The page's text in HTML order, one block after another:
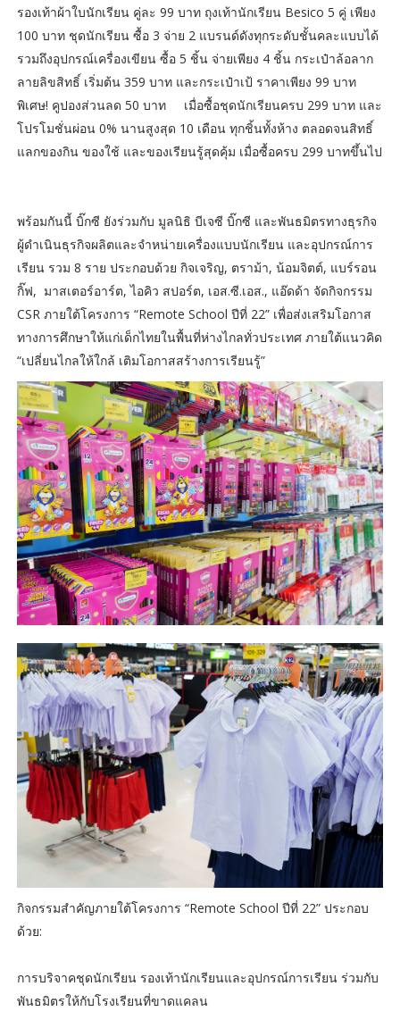
รองเท้าผ้าใบนักเรียน คู่ละ 99 บาท ถุงเท้านักเรียน Besico 5 คู่ เพียง
100 บาท ชุดนักเรียน ซื้อ 3 จ่าย 2 แบรนด์ดังทุกระดับชั้นคละแบบได้
รวมถึงอุปกรณ์เครื่องเขียน ซื้อ 5 ชิ้น จ่ายเพียง 4 ชิ้น กระเป๋าล้อลาก
ลายลิขสิทธิ์ เริ่มต้น 359 บาท และกระเป๋าเป้ ราคาเพียง 99 บาท
พิเศษ! คูปองส่วนลด 50 บาท เมื่อซื้อชุดนักเรียนครบ 299 บาท และ
โปรโมชั่นผ่อน 0% นานสูงสุด 10 เดือน ทุกชิ้นทั้งห้าง ตลอดจนสิทธิ์
แลกของกิน ของใช้ และของเรียนรู้สุดคุ้ม เมื่อซื้อครบ 299 บาทขึ้นไป
พร้อมกันนี้ บิ๊กซี ยังร่วมกับ มูลนิธิ บีเจซี บิ๊กซี และพันธมิตรทางธุรกิจ
ผู้ดำเนินธุรกิจผลิตและจำหน่ายเครื่องแบบนักเรียน และอุปกรณ์การ
เรียน รวม 8 ราย ประกอบด้วย กิจเจริญ, ตราม้า, น้อมจิตต์, แบร์รอน
กิ๊ฟ, มาสเตอร์อาร์ต, ไอคิว สปอร์ต, เอส.ซี.เอส., แอ๊ดด้า จัดกิจกรรม
CSR ภายใต้โครงการ “Remote School ปีที่ 22” เพื่อส่งเสริมโอกาส
ทางการศึกษาให้แก่เด็กไทยในพื้นที่ห่างไกลทั่วประเทศ ภายใต้แนวคิด
“เปลี่ยนไกลให้ใกล้ เติมโอกาสสร้างการเรียนรู้”
กิจกรรมสำคัญภายใต้โครงการ “Remote School ปีที่ 22” ประกอบ
ด้วย:
การบริจาคชุดนักเรียน รองเท้านักเรียนและอุปกรณ์การเรียน ร่วมกับ
พันธมิตรให้กับโรงเรียนที่ขาดแคลน